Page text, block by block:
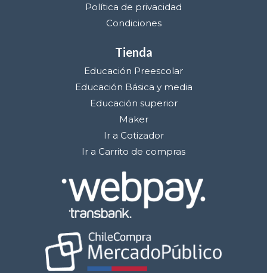
Política de privacidad
Condiciones
Tienda
Educación Preescolar
Educación Básica y media
Educación superior
Maker
Ir a Cotizador
Ir a Carrito de compras